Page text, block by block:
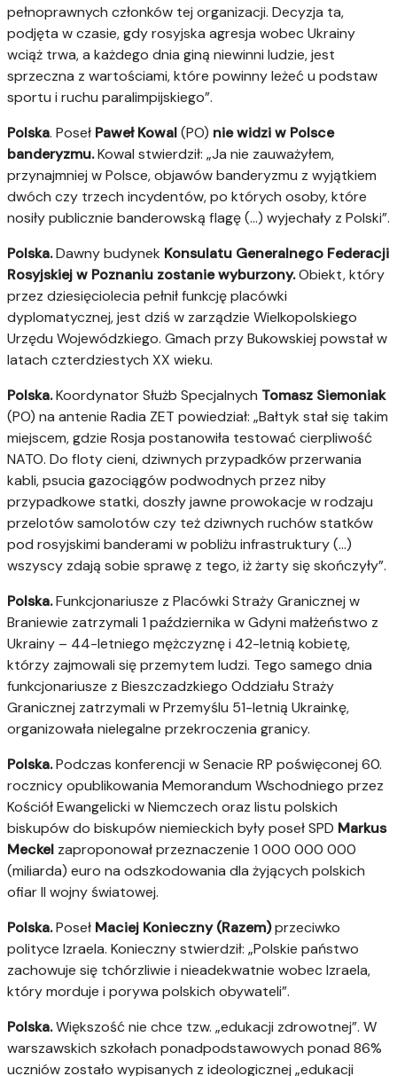
pełnoprawnych członków tej organizacji. Decyzja ta,
podjęta w czasie, gdy rosyjska agresja wobec Ukrainy
wciąż trwa, a każdego dnia giną niewinni ludzie, jest
sprzeczna z wartościami, które powinny leżeć u podstaw
sportu i ruchu paralimpijskiego”.
Polska. Poseł Paweł Kowal(PO) nie widzi w Polsce
banderyzmu.Kowal stwierdził: „Ja nie zauważyłem,
przynajmniej w Polsce, objawów banderyzmu z wyjątkiem
dwóch czy trzech incydentów, po których osoby, które
nosiły publicznie banderowską flagę (…) wyjechały z Polski”.
Polska.Dawny budynek Konsulatu Generalnego Federacji
Rosyjskiej w Poznaniu zostanie wyburzony.Obiekt, który
przez dziesięciolecia pełnił funkcję placówki
dyplomatycznej, jest dziś w zarządzie Wielkopolskiego
Urzędu Wojewódzkiego. Gmach przy Bukowskiej powstał w
latach czterdziestych XX wieku.
Polska.Koordynator Służb Specjalnych Tomasz Siemoniak
(PO) na antenie Radia ZET powiedział: „Bałtyk stał się takim
miejscem, gdzie Rosja postanowiła testować cierpliwość
NATO. Do floty cieni, dziwnych przypadków przerwania
kabli, psucia gazociągów podwodnych przez niby
przypadkowe statki, doszły jawne prowokacje w rodzaju
przelotów samolotów czy też dziwnych ruchów statków
pod rosyjskimi banderami w pobliżu infrastruktury (…)
wszyscy zdają sobie sprawę z tego, iż żarty się skończyły”.
Polska.Funkcjonariusze z Placówki Straży Granicznej w
Braniewie zatrzymali 1 października w Gdyni małżeństwo z
Ukrainy – 44-letniego mężczyznę i 42-letnią kobietę,
którzy zajmowali się przemytem ludzi. Tego samego dnia
funkcjonariusze z Bieszczadzkiego Oddziału Straży
Granicznej zatrzymali w Przemyślu 51-letnią Ukrainkę,
organizowała nielegalne przekroczenia granicy.
Polska.Podczas konferencji w Senacie RP poświęconej 60.
rocznicy opublikowania Memorandum Wschodniego przez
Kościół Ewangelicki w Niemczech oraz listu polskich
biskupów do biskupów niemieckich były poseł SPD Markus
Meckel zaproponował przeznaczenie 1 000 000 000
(miliarda) euro na odszkodowania dla żyjących polskich
ofiar II wojny światowej.
Polska.Poseł Maciej Konieczny (Razem)przeciwko
polityce Izraela. Konieczny stwierdził: „Polskie państwo
zachowuje się tchórzliwie i nieadekwatnie wobec Izraela,
który morduje i porywa polskich obywateli”.
Polska.Większość nie chce tzw. „edukacji zdrowotnej”. W
warszawskich szkołach ponadpodstawowych ponad 86%
uczniów zostało wypisanych z ideologicznej „edukacji